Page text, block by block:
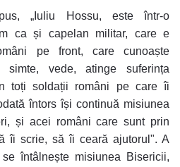
„Iuliu Hossu, este într-o
ca și capelan militar, care e
pe front, care cunoaște
simte, vede, atinge suferința
toți soldații români pe care îi
întors își continuă misiunea
și acei români care sunt prin
îi scrie, să îi ceară ajutorul". A
întâlnește misiunea Bisericii,